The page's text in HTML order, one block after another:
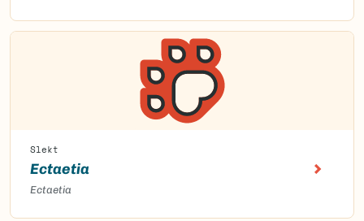
Slekt
Ectaetia
Ectaetia